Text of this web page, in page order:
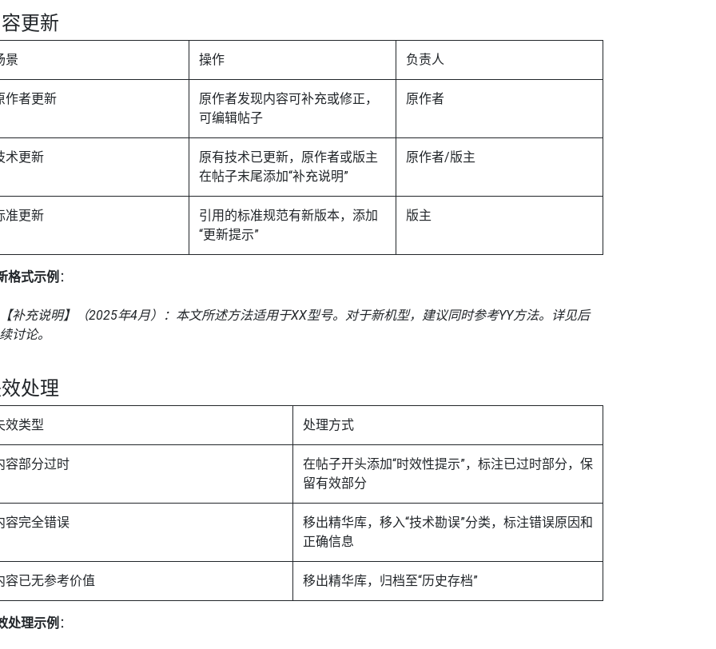
更新
景 操作 负责人
作者更新
原作者发现内容可补充或修正，
可编辑帖子
原作者
术更新
原有技术已更新，原作者或版主
在帖子末尾添加“补充说明”
原作者/版主
准更新
引用的标准规范有新版本，添加
“更新提示”
版主
格式示例 ：
【补充说明】（2025年4月）：本文所述方法适用于XX型号。对于新机型，建议同时参考YY方法。详见后
续讨论。
处理
效类型 处理方式
容部分过时
在帖子开头添加“时效性提示”，标注已过时部分，保
留有效部分
容完全错误
移出精华库，移入“技术勘误”分类，标注错误原因和
正确信息
容已无参考价值 移出精华库，归档至“历史存档”
处理示例 ：